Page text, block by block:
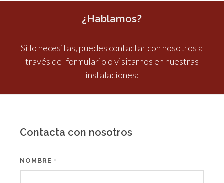
¿Hablamos?
Si lo necesitas, puedes contactar con nosotros a
través del formulario o visitarnos en nuestras
instalaciones:
Contacta con nosotros
NOMBRE *